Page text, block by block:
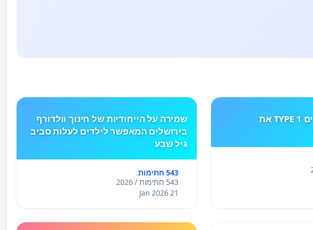
מחזירים לסוכרתיים TYPE 1 את
שמירה על הייחודיות של חינוך וולדורף
בירושלים המאפשר לילדים לעלות סביב
גיל שבע
543 חתימות
543 חתימות / 2026
21 Jan 2026